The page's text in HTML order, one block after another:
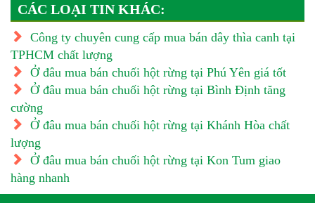
CÁC LOẠI TIN KHÁC:
Công ty chuyên cung cấp mua bán dây thìa canh tại
TPHCM chất lượng
Ở đâu mua bán chuối hột rừng tại Phú Yên giá tốt
Ở đâu mua bán chuối hột rừng tại Bình Định tăng
cường
Ở đâu mua bán chuối hột rừng tại Khánh Hòa chất
lượng
Ở đâu mua bán chuối hột rừng tại Kon Tum giao
hàng nhanh